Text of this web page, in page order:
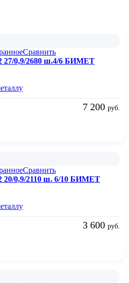
Сравнить
27/0,9/2680 ш.4/6 БИМЕТ
7 200 руб.
Сравнить
20/0,9/2110 ш. 6/10 БИМЕТ
3 600 руб.